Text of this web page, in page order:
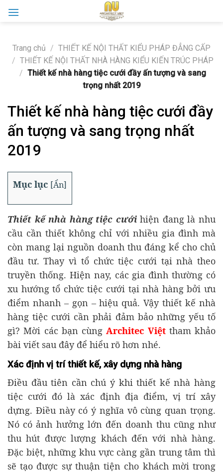
Trang chủ / THIẾT KẾ NỘI THẤT KIỂU PHÁP ĐẲNG CẤP
/ THIẾT KẾ NỘI THẤT NHÀ HÀNG KIỂU KIẾN TRÚC PHÁP
/ Thiết kế nhà hàng tiệc cưới đầy ấn tượng và sang
trọng nhất 2019
Thiết kế nhà hàng tiệc cưới đầy
ấn tượng và sang trọng nhất
2019
Mục lục [Ẩn]
Thiết kế nhà hàng tiệc cướihiện đang là nhu
cầu cần thiết không chỉ với nhiều gia đình mà
còn mang lại nguồn doanh thu đáng kể cho chủ
đầu tư. Thay vì tổ chức tiệc cưới tại nhà theo
truyền thống. Hiện nay, các gia đình thường có
xu hướng tổ chức tiệc cưới tại nhà hàng bởi ưu
điểm nhanh – gọn – hiệu quả. Vậy thiết kế nhà
hàng tiệc cưới cần phải đảm bảo những yếu tố
gì? Mời các bạn cùngArchitec Việttham khảo
bài viết sau đây để hiểu rõ hơn nhé.
Xác định vị trí thiết kế, xây dựng nhà hàng
Điều đầu tiên cần chú ý khi thiết kế nhà hàng
tiệc cưới đó là xác định địa điểm, vị trí xây
dựng. Điều này có ý nghĩa vô cùng quan trọng.
Nó có ảnh hưởng lớn đến doanh thu cũng như
thu hút được lượng khách đến với nhà hàng.
Đặc biệt, những khu vực càng gần trung tâm thì
sẽ tạo được sự thuận tiện cho khách mời trong